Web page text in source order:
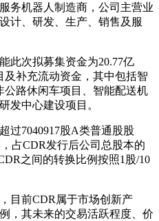
务机器人制造商，公司主营业
计、研发、生产、销售及服
次拟募集资金为20.77亿
补充流动资金，其中包括智
路休闲车项目、智能配送机
发中心建设项目。
7040917股A类普通股股
占CDR发行后公司总股本的
之间的转换比例按照1股/10
前CDR属于市场创新产
，其未来的交易活跃程度、价